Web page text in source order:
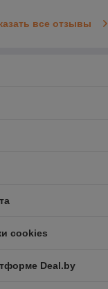
все отзывы
cookies
Deal.by